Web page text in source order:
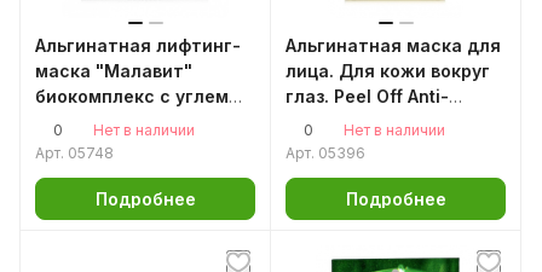
Альгинатная лифтинг-
маска "Малавит"
биокомплекс с углем
15гр.
0
Нет в наличии
Арт. 05748
Подробнее
Альгинатная маска для
лица. Для кожи вокруг
глаз. Peel Off Anti-
ageing Mask
150мл/50гр. Аромаджик
0
Нет в наличии
Арт. 05396
Подробнее